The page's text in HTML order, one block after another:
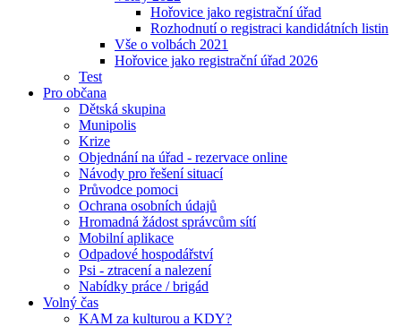
Hořovice jako registrační úřad
Rozhodnutí o registraci kandidátních listin
Vše o volbách 2021
Hořovice jako registrační úřad 2026
Test
Pro občana
Dětská skupina
Munipolis
Krize
Objednání na úřad - rezervace online
Návody pro řešení situací
Průvodce pomoci
Ochrana osobních údajů
Hromadná žádost správcům sítí
Mobilní aplikace
Odpadové hospodářství
Psi - ztracení a nalezení
Nabídky práce / brigád
Volný čas
KAM za kulturou a KDY?